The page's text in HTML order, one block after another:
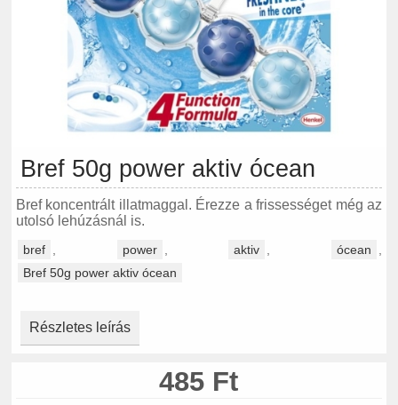
Bref 50g power aktiv ócean
Bref koncentrált illatmaggal. Érezze a frissességet még az
utolsó lehúzásnál is.
bref power aktiv ócean
Bref 50g power aktiv ócean
Részletes leírás
485 Ft